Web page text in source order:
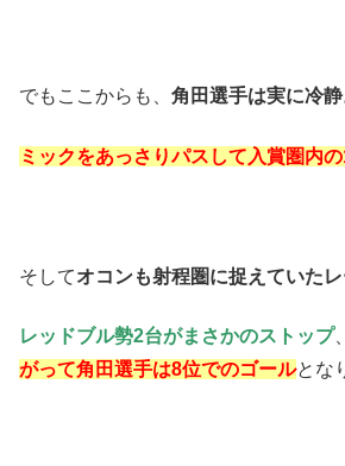
でもここからも、 角田選手は実に冷静
ミックをあっさりパスして入賞圏内の
そしてオコンも射程圏に捉えていたレ
レッドブル勢2台がまさかのストップ
がって角田選手は8位でのゴールとな